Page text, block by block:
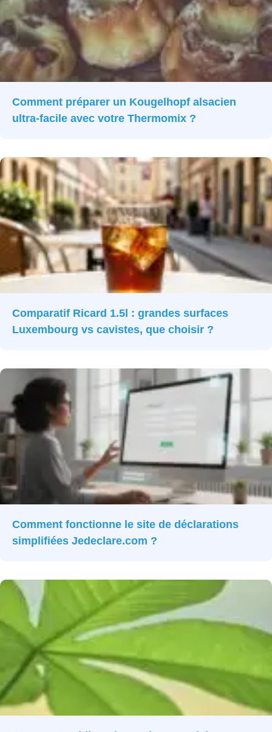
Comment préparer un Kougelhopf alsacien
ultra-facile avec votre Thermomix ?
Comparatif Ricard 1.5l : grandes surfaces
Luxembourg vs cavistes, que choisir ?
Comment fonctionne le site de déclarations
simplifiées Jedeclare.com ?